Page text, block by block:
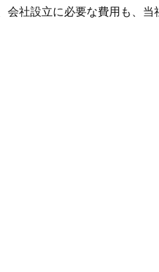
会社設立に必要な費用も、当